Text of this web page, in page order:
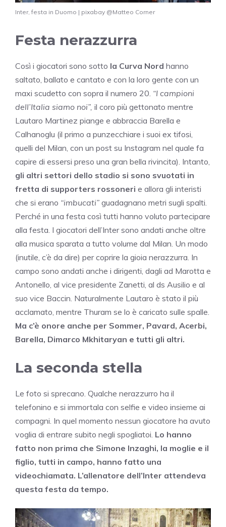
Inter, festa in Duomo | pixabay @Matteo Corner
Festa nerazzurra
Così i giocatori sono sotto la Curva Nord hanno
saltato, ballato e cantato e con la loro gente con un
maxi scudetto con sopra il numero 20. “I campioni
dell’Italia siamo noi”, il coro più gettonato mentre
Lautaro Martinez piange e abbraccia Barella e
Calhanoglu (il primo a punzecchiare i suoi ex tifosi,
quelli del Milan, con un post su Instagram nel quale fa
capire di essersi preso una gran bella rivincita). Intanto,
gli altri settori dello stadio si sono svuotati in
fretta di supporters rossoneri e allora gli interisti
che si erano “imbucati” guadagnano metri sugli spalti.
Perché in una festa così tutti hanno voluto partecipare
alla festa. I giocatori dell’Inter sono andati anche oltre
alla musica sparata a tutto volume dal Milan. Un modo
(inutile, c’è da dire) per coprire la gioia nerazzurra. In
campo sono andati anche i dirigenti, dagli ad Marotta e
Antonello, al vice presidente Zanetti, al ds Ausilio e al
suo vice Baccin. Naturalmente Lautaro è stato il più
acclamato, mentre Thuram se lo è caricato sulle spalle.
Ma c’è onore anche per Sommer, Pavard, Acerbi,
Barella, Dimarco Mkhitaryan e tutti gli altri.
La seconda stella
Le foto si sprecano. Qualche nerazzurro ha il
telefonino e si immortala con selfie e video insieme ai
compagni. In quel momento nessun giocatore ha avuto
voglia di entrare subito negli spogliatoi. Lo hanno
fatto non prima che Simone Inzaghi, la moglie e il
figlio, tutti in campo, hanno fatto una
videochiamata. L’allenatore dell’Inter attendeva
questa festa da tempo.